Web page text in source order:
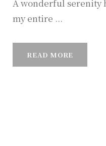
A wonderful serenity
my entire ...
READ MORE